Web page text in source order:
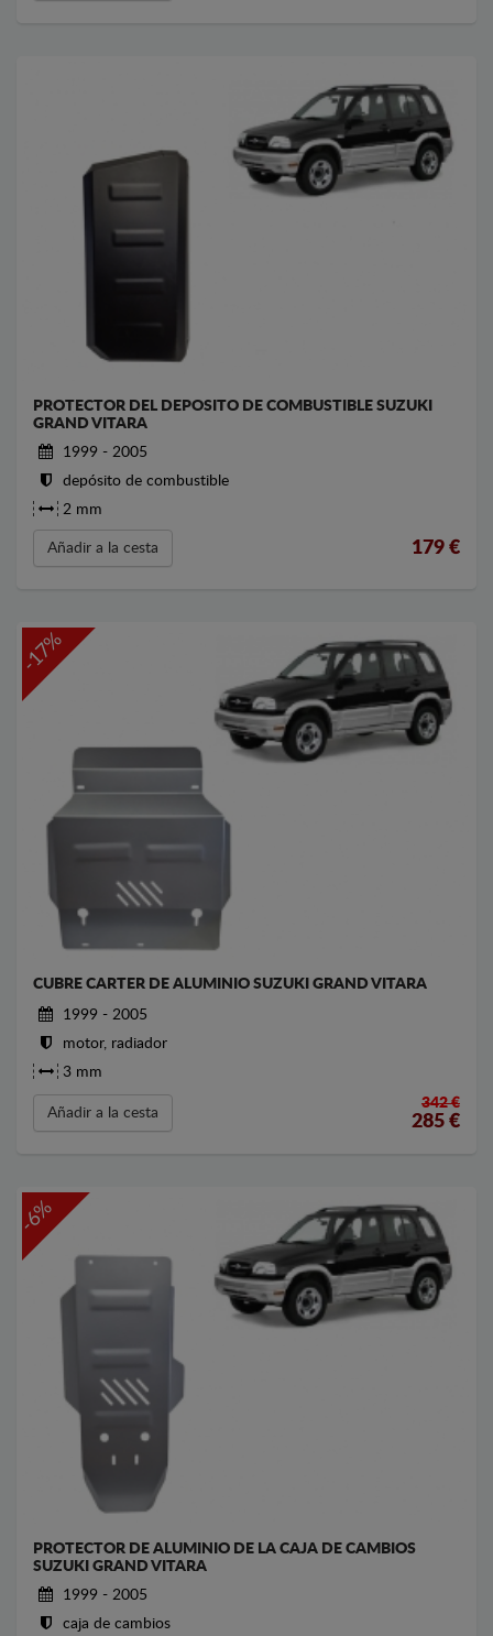
PROTECTOR DEL DEPOSITO DE COMBUSTIBLE SUZUKI
GRAND VITARA
1999 - 2005
depósito de combustible
2 mm
Añadir a la cesta 179 €
-17%
CUBRE CARTER DE ALUMINIO SUZUKI GRAND VITARA
1999 - 2005
motor, radiador
3 mm
Añadir a la cesta
342 €
285 €
-6%
PROTECTOR DE ALUMINIO DE LA CAJA DE CAMBIOS
SUZUKI GRAND VITARA
1999 - 2005
caja de cambios